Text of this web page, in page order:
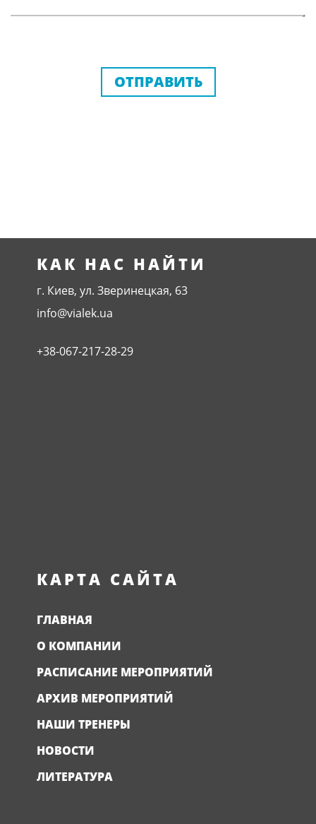
ОТПРАВИТЬ
КАК НАС НАЙТИ
г. Киев, ул. Зверинецкая, 63
info@vialek.ua
+38-067-217-28-29
КАРТА САЙТА
ГЛАВНАЯ
О КОМПАНИИ
РАСПИСАНИЕ МЕРОПРИЯТИЙ
АРХИВ МЕРОПРИЯТИЙ
НАШИ ТРЕНЕРЫ
НОВОСТИ
ЛИТЕРАТУРА